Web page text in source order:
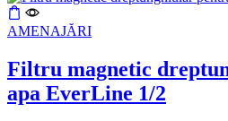
AMENAJĂRI
Filtru magnetic
apa EverLine 1/2